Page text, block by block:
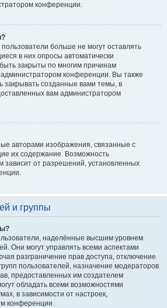
конференции.
больше не могут оставлять
в них опросы автоматически
закрыты по многим причинам
конференции. Вы также
закрывать созданные вами темы, в
вам администратором
авторами изображения, связанные с
их содержание. Возможность
зависит от разрешений, установленных
и группы
наделённые высшим уровнем
Они могут управлять всеми аспектами
разграничение прав доступа, отключение
пользователей, назначение модераторов
предоставленных им создателем
обладать всеми возможностями
в зависимости от настроек,
конференции.